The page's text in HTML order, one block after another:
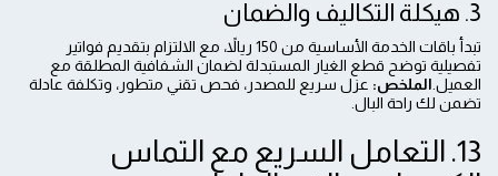
3. هيكلة التكاليف والضمان
تبدأ باقات الخدمة الأساسية من 150 ريالاً، مع الالتزام بتقديم فواتير
تفصيلية توضح قطع الغيار المستبدلة لضمان الشفافية المطلقة مع
العميل. الملخص: عزل سريع للمصدر، فحص تقني متطور، وتكلفة عادلة
تضمن لك راحة البال.
13. التعامل السريع مع التماس